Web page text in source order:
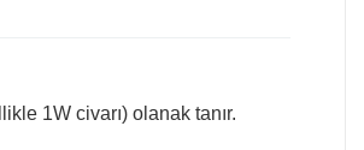
1W civarı) olanak tanır.